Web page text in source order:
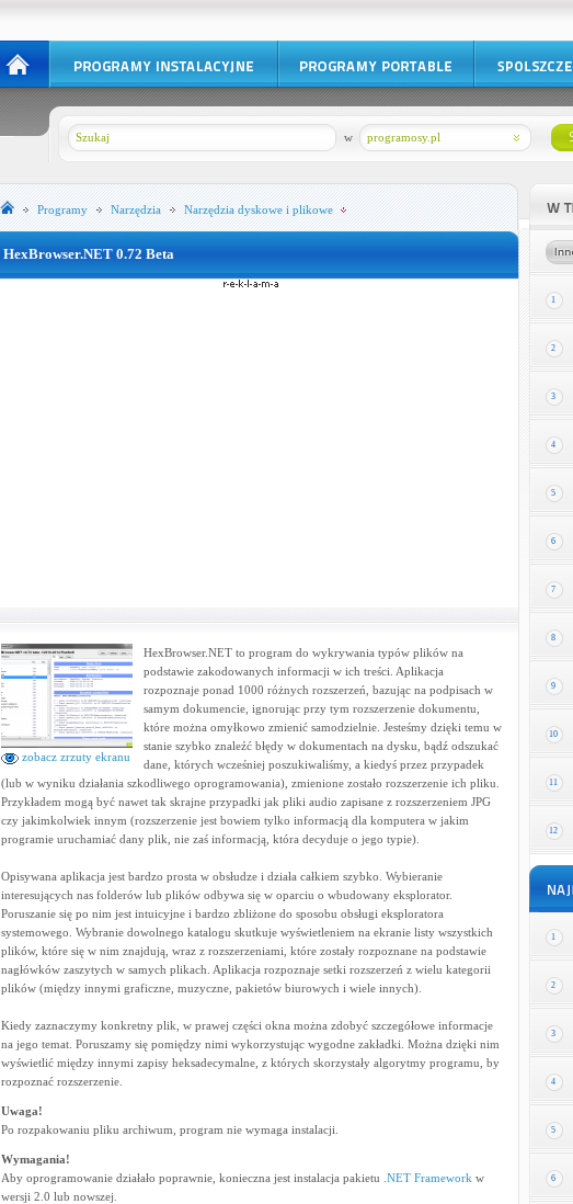
programosy.pl
w
Programy Narzędzia Narzędzia dyskowe i plikowe
HexBrowser.NET 0.72 Beta
zobacz zrzuty ekranu
HexBrowser.NET to program do wykrywania typów plików na
podstawie zakodowanych informacji w ich treści. Aplikacja
rozpoznaje ponad 1000 różnych rozszerzeń, bazując na podpisach w
samym dokumencie, ignorując przy tym rozszerzenie dokumentu,
które można omyłkowo zmienić samodzielnie. Jesteśmy dzięki temu w
stanie szybko znaleźć błędy w dokumentach na dysku, bądź odszukać
dane, których wcześniej poszukiwaliśmy, a kiedyś przez przypadek
(lub w wyniku działania szkodliwego oprogramowania), zmienione zostało rozszerzenie ich pliku.
Przykładem mogą być nawet tak skrajne przypadki jak pliki audio zapisane z rozszerzeniem JPG
czy jakimkolwiek innym (rozszerzenie jest bowiem tylko informacją dla komputera w jakim
programie uruchamiać dany plik, nie zaś informacją, która decyduje o jego typie).
Opisywana aplikacja jest bardzo prosta w obsłudze i działa całkiem szybko. Wybieranie
interesujących nas folderów lub plików odbywa się w oparciu o wbudowany eksplorator.
Poruszanie się po nim jest intuicyjne i bardzo zbliżone do sposobu obsługi eksploratora
systemowego. Wybranie dowolnego katalogu skutkuje wyświetleniem na ekranie listy wszystkich
plików, które się w nim znajdują, wraz z rozszerzeniami, które zostały rozpoznane na podstawie
nagłówków zaszytych w samych plikach. Aplikacja rozpoznaje setki rozszerzeń z wielu kategorii
plików (między innymi graficzne, muzyczne, pakietów biurowych i wiele innych).
Kiedy zaznaczymy konkretny plik, w prawej części okna można zdobyć szczegółowe informacje
na jego temat. Poruszamy się pomiędzy nimi wykorzystując wygodne zakładki. Można dzięki nim
wyświetlić między innymi zapisy heksadecymalne, z których skorzystały algorytmy programu, by
rozpoznać rozszerzenie.
Uwaga!
Po rozpakowaniu pliku archiwum, program nie wymaga instalacji.
Wymagania!
Aby oprogramowanie działało poprawnie, konieczna jest instalacja pakietu .NET Framework w
wersji 2.0 lub nowszej.
1
2
3
4
5
6
7
8
9
10
11
12
1
2
3
4
5
6